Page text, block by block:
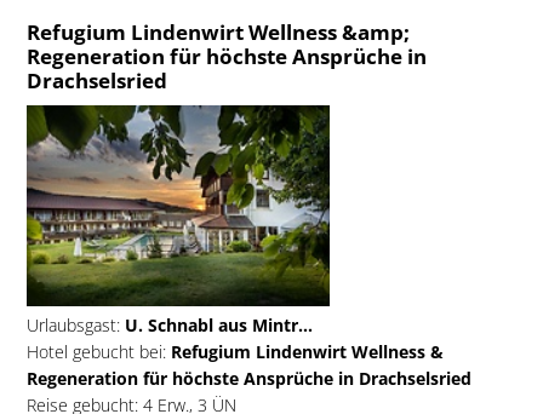
Refugium Lindenwirt Wellness &amp;
Regeneration für höchste Ansprüche in
Drachselsried
Urlaubsgast: U. Schnabl aus Mintr...
Hotel gebucht bei: Refugium Lindenwirt Wellness &
Regeneration für höchste Ansprüche in Drachselsried
Reise gebucht: 4 Erw., 3 ÜN